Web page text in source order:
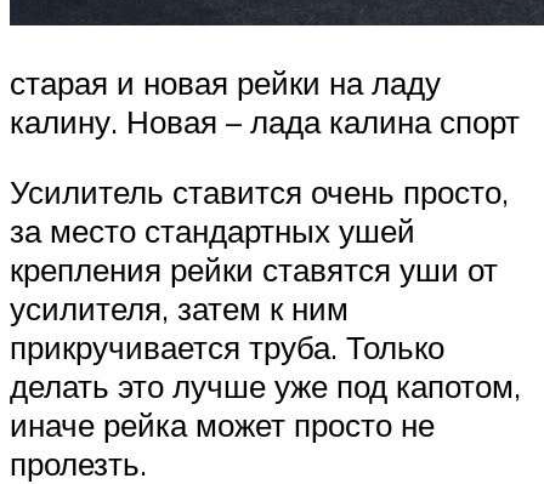
старая и новая рейки на ладу
калину. Новая – лада калина спорт
Усилитель ставится очень просто,
за место стандартных ушей
крепления рейки ставятся уши от
усилителя, затем к ним
прикручивается труба. Только
делать это лучше уже под капотом,
иначе рейка может просто не
пролезть.